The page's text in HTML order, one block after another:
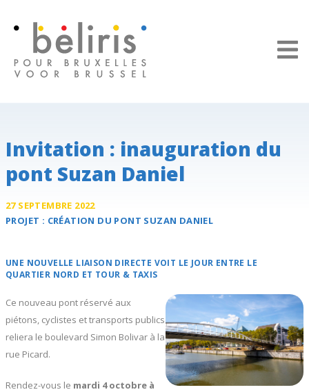
Invitation : inauguration du
pont Suzan Daniel
27 SEPTEMBRE 2022
PROJET : CRÉATION DU PONT SUZAN DANIEL
UNE NOUVELLE LIAISON DIRECTE VOIT LE JOUR ENTRE LE
QUARTIER NORD ET TOUR & TAXIS
Ce nouveau pont réservé aux
piétons, cyclistes et transports publics
reliera le boulevard Simon Bolivar à la
rue Picard.
Rendez-vous le mardi 4 octobre à